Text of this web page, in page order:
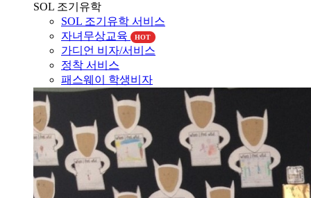
SOL 조기유학 서비스
자녀무상교육
HOT
가디언 비자/서비스
정착 서비스
패스웨이 학생비자